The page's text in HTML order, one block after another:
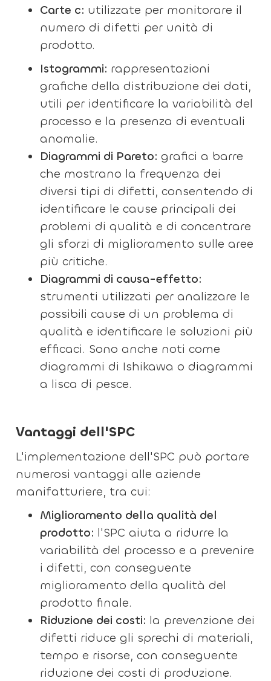
Carte c: utilizzate per monitorare il
numero di difetti per unità di
prodotto.
Istogrammi: rappresentazioni
grafiche della distribuzione dei dati,
utili per identificare la variabilità del
processo e la presenza di eventuali
anomalie.
Diagrammi di Pareto: grafici a barre
che mostrano la frequenza dei
diversi tipi di difetti, consentendo di
identificare le cause principali dei
problemi di qualità e di concentrare
gli sforzi di miglioramento sulle aree
più critiche.
Diagrammi di causa-effetto:
strumenti utilizzati per analizzare le
possibili cause di un problema di
qualità e identificare le soluzioni più
efficaci. Sono anche noti come
diagrammi di Ishikawa o diagrammi
a lisca di pesce.
Vantaggi dell'SPC
L'implementazione dell'SPC può portare
numerosi vantaggi alle aziende
manifatturiere, tra cui:
Miglioramento della qualità del
prodotto: l'SPC aiuta a ridurre la
variabilità del processo e a prevenire
i difetti, con conseguente
miglioramento della qualità del
prodotto finale.
Riduzione dei costi: la prevenzione dei
difetti riduce gli sprechi di materiali,
tempo e risorse, con conseguente
riduzione dei costi di produzione.